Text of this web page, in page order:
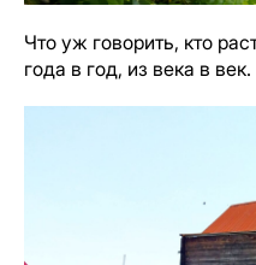
Что уж говорить, кто
года в год, из века в век.